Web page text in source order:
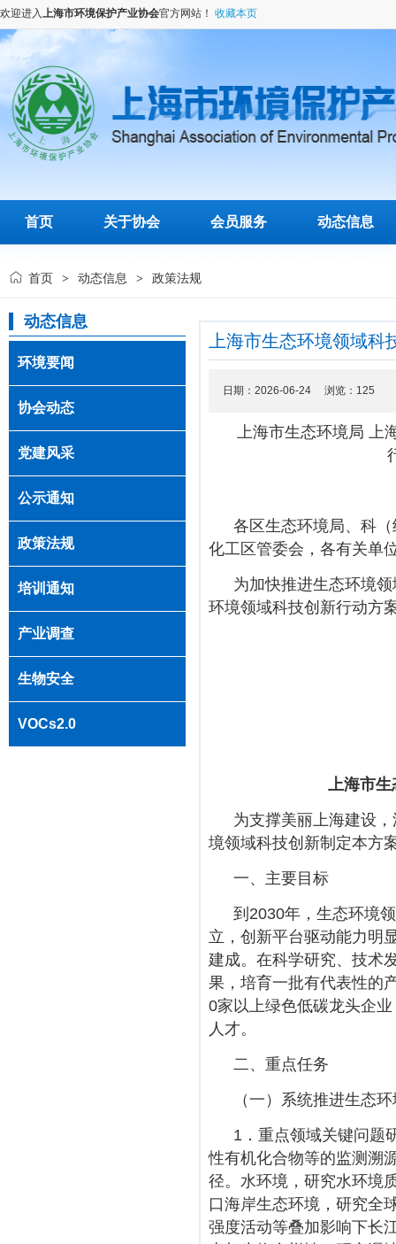
欢迎进入上海市环境保护产业协会官方网站！ 收藏本页
首页 关于协会 会员服务 动态信息
首页 > 动态信息 > 政策法规
动态信息
环境要闻
协会动态
党建风采
公示通知
政策法规
培训通知
产业调查
生物安全
VOCs2.0
上海市生态环境领域
日期：2026-06-24 浏览： 125
上海市生态环境局 上
各区生态环境局、科
化工区管委会，各有关单
为加快推进生态环境
环境领域科技创新行动方
上海市生
为支撑美丽上海建设
境领域科技创新制定本方
一、主要目标
到2030年，生态环境
立，创新平台驱动能力明
建成。在科学研究、技术
果，培育一批有代表性的
0家以上绿色低碳龙头企
人才。
二、重点任务
（一）系统推进生态
1．重点领域关键问题
性有机化合物等的监测溯
径。水环境，研究水环境
口海岸生态环境，研究全
强度活动等叠加影响下长